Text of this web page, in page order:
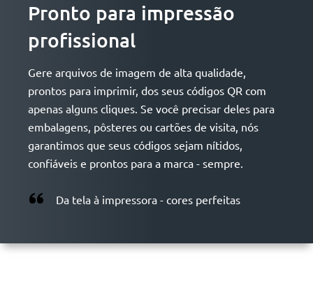
Pronto para impressão
profissional
Gere arquivos de imagem de alta qualidade,
prontos para imprimir, dos seus códigos QR com
apenas alguns cliques. Se você precisar deles para
embalagens, pôsteres ou cartões de visita, nós
garantimos que seus códigos sejam nítidos,
confiáveis e prontos para a marca - sempre.
Da tela à impressora - cores perfeitas